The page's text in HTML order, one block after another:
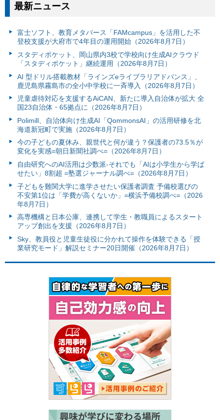
最新ニュース
富⼠ソフト、教育メタバース「FAMcampus」を活用した不
登校支援が大府市で4年目の運用開始（2026年8月7日）
スタディポケット、岡山県内3校で学校向け生成AIクラウド
「スタディポケット」継続運用（2026年8月7日）
AI 型ドリル搭載教材「ラインズeライブラリアドバンス」、
鹿児島県霧島市の全小中学校に一斉導入（2026年8月7日）
児童虐待対応を支援するAiCAN、新たに導入自治体が拡大 全
国23自治体・65拠点に（2026年8月7日）
Polimill、自治体向け生成AI「QommonsAI」の活用研修を北
海道新冠町で実施（2026年8月7日）
今の子どもの夏休み、親世代と何が違う？保護者の73.5％が
変化を実感=朝日新聞社調べ=（2026年8月7日）
自由研究へのAI活用は少数派-それでも「AIは小学生から学ば
せたい」8割超 =塾選ジャーナル調べ=（2026年8月7日）
子どもを難関大学に進学させたい保護者調査 予備校選びの
不安第1位は「学費が高くないか」=横浜予備校調べ=（2026
年8月7日）
高専機構と日本公庫、連携して学生・教職員によるスタート
アップ創出を支援（2026年8月7日）
Sky、教員役と児童生徒役に分かれて操作を体験できる「授
業研究モード」解説セミナー20日開催（2026年8月7日）